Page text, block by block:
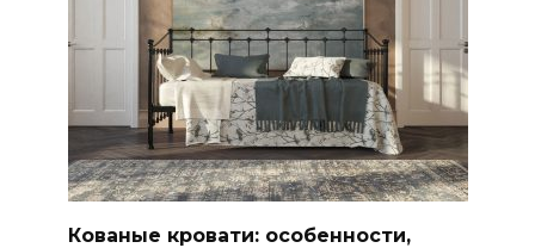
Кованые кровати: особенности,